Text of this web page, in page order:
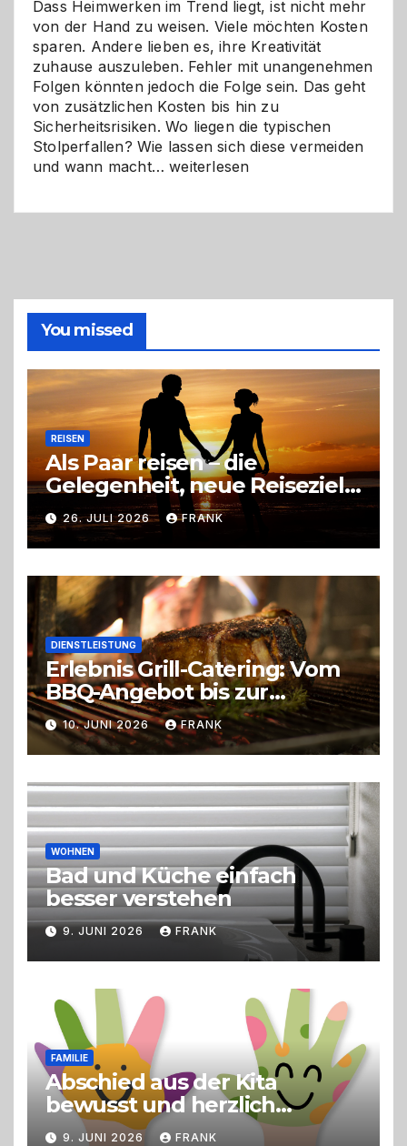
Dass Heimwerken im Trend liegt, ist nicht mehr
von der Hand zu weisen. Viele möchten Kosten
sparen. Andere lieben es, ihre Kreativität
zuhause auszuleben. Fehler mit unangenehmen
Folgen könnten jedoch die Folge sein. Das geht
von zusätzlichen Kosten bis hin zu
Sicherheitsrisiken. Wo liegen die typischen
Stolperfallen? Wie lassen sich diese vermeiden
und wann macht…Selber
richtige
Entscheidung
weiterlesen
You missed
REISEN
Als Paar reisen – die
Gelegenheit, neue Reiseziele
zu entdecken
26. JULI 2026 FRANK
DIENSTLEISTUNG
Erlebnis Grill-Catering: Vom
BBQ-Angebot bis zur
perfekten Eventorganisation
Trend zu Outdoor-Events,
Erlebnisgastronomie und
Live-Cooking
10. JUNI 2026 FRANK
WOHNEN
Bad und Küche einfach
besser verstehen
9. JUNI 2026 FRANK
FAMILIE
Abschied aus der Kita
bewusst und herzlich
gestalten
9. JUNI 2026 FRANK